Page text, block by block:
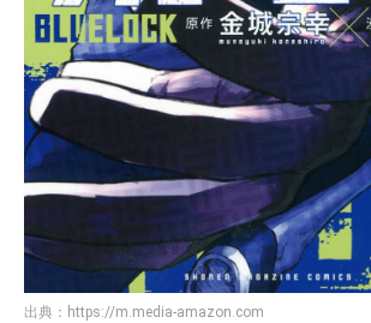
出典： https://m.media-amazon.com